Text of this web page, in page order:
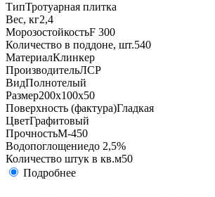
ТипТротуарная плитка
Вес, кг2,4
МорозостойкостьF 300
Количество в поддоне, шт.540
МатериалКлинкер
ПроизводительЛСР
ВидПолнотелый
Размер200x100x50
Поверхность (фактура)Гладкая
ЦветГрафитовый
ПрочностьМ-450
Водопоглощениедо 2,5%
Количество штук в кв.м50
Подробнее